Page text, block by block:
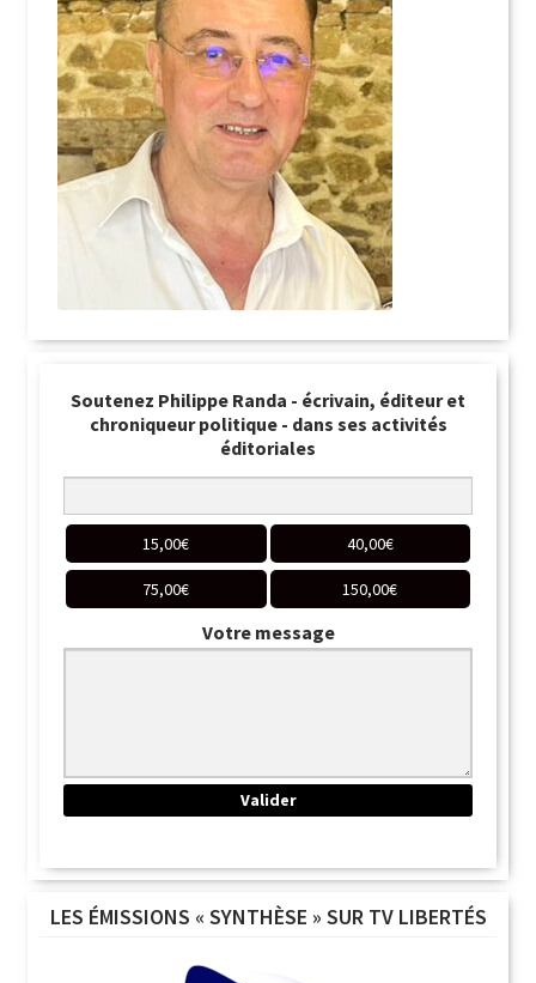
Soutenez Philippe Randa - écrivain, éditeur et
chroniqueur politique - dans ses activités
éditoriales
15,00€ 40,00€
75,00€ 150,00€
Votre message
LES ÉMISSIONS « SYNTHÈSE » SUR TV LIBERTÉS